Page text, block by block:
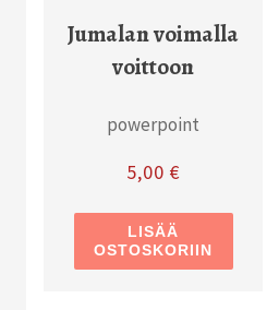
Jumalan voimalla
voittoon
powerpoint
5,00 €
LISÄÄ
OSTOSKORIIN